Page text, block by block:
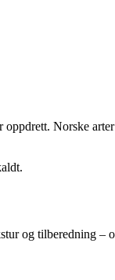
oppdrett. Norske
og tilberedning –